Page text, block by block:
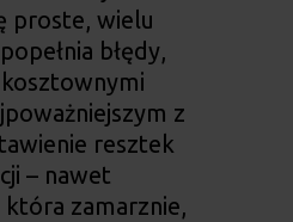
proste, wielu
błędy,
z
resztek
– nawet
zamarznie,